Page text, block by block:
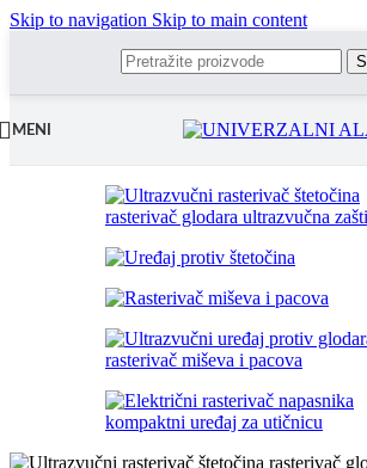
Skip to navigation Skip to main content
MENI